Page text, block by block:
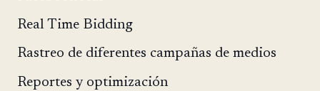
Real Time Bidding
Rastreo de diferentes campañas de medios
Reportes y optimización